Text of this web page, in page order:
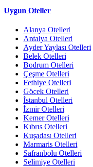
Uygun Oteller
Alanya Otelleri
Antalya Otelleri
Ayder Yaylası Otelleri
Belek Otelleri
Bodrum Otelleri
Çeşme Otelleri
Fethiye Otelleri
Göcek Otelleri
İstanbul Otelleri
İzmir Otelleri
Kemer Otelleri
Kıbrıs Otelleri
Kuşadası Otelleri
Marmaris Otelleri
Safranbolu Otelleri
Selimiye Otelleri